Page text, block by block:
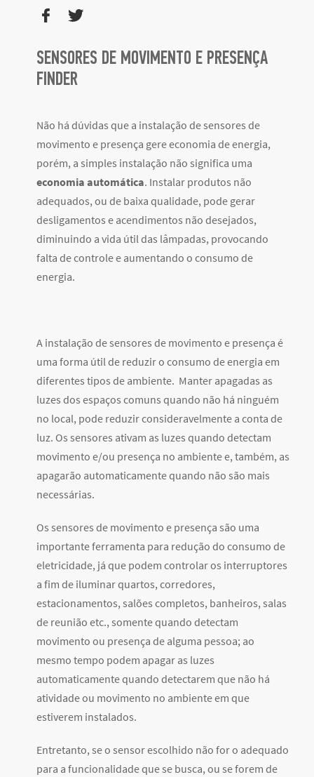
SENSORES DE MOVIMENTO E PRESENÇA
FINDER
Não há dúvidas que a instalação de sensores de
movimento e presença gere economia de energia,
porém, a simples instalação não significa uma
economia automática. Instalar produtos não
adequados, ou de baixa qualidade, pode gerar
desligamentos e acendimentos não desejados,
diminuindo a vida útil das lâmpadas, provocando
falta de controle e aumentando o consumo de
energia.
A instalação de sensores de movimento e presença é
uma forma útil de reduzir o consumo de energia em
diferentes tipos de ambiente. Manter apagadas as
luzes dos espaços comuns quando não há ninguém
no local, pode reduzir consideravelmente a conta de
luz. Os sensores ativam as luzes quando detectam
movimento e/ou presença no ambiente e, também, as
apagarão automaticamente quando não são mais
necessárias.
Os sensores de movimento e presença são uma
importante ferramenta para redução do consumo de
eletricidade, já que podem controlar os interruptores
a fim de iluminar quartos, corredores,
estacionamentos, salões completos, banheiros, salas
de reunião etc., somente quando detectam
movimento ou presença de alguma pessoa; ao
mesmo tempo podem apagar as luzes
automaticamente quando detectarem que não há
atividade ou movimento no ambiente em que
estiverem instalados.
Entretanto, se o sensor escolhido não for o adequado
para a funcionalidade que se busca, ou se forem de